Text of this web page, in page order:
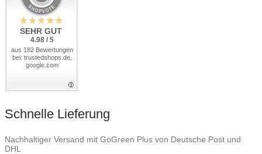
SEHR GUT
4.98 / 5
aus 182 Bewertungen
bei: trustedshops.de,
google.com
Schnelle Lieferung
Nachhaltiger Versand mit GoGreen Plus von Deutsche Post und
DHL